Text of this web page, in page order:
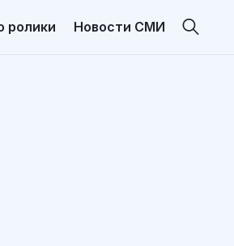
ролики Новости СМИ